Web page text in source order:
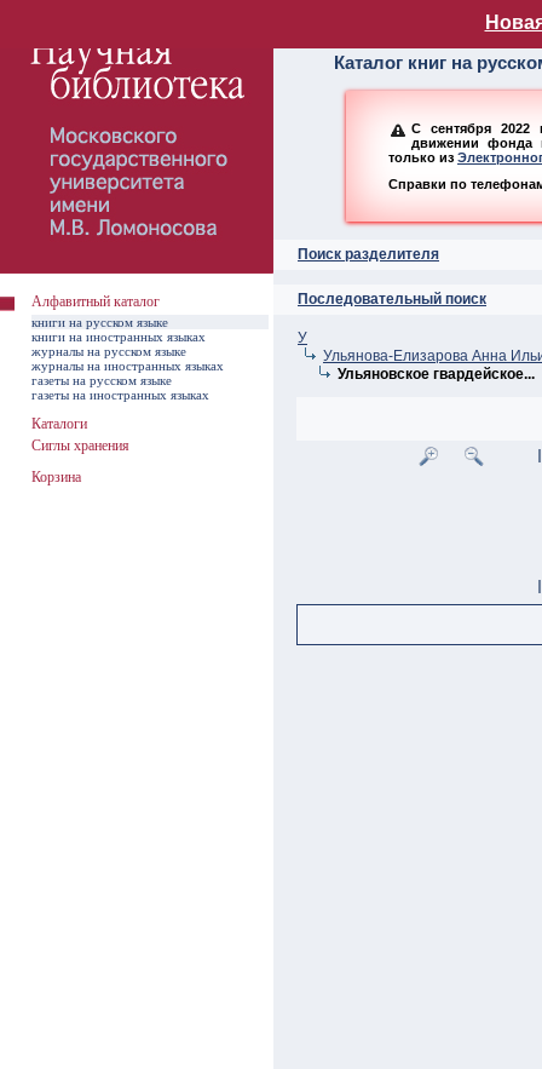
Алфавитный
Каталог книг на
С сентября 2022
движении фонда
только из
Справки по
Поиск разделителя
Последовательный поиск
У
Ульянова-Елизарова Анна
Ульяновское гвардейское...
Алфавитный каталог
книги на русском языке
книги на иностранных языках
журналы на русском языке
журналы на иностранных языках
газеты на русском языке
газеты на иностранных языках
Каталоги
Сиглы хранения
Корзина